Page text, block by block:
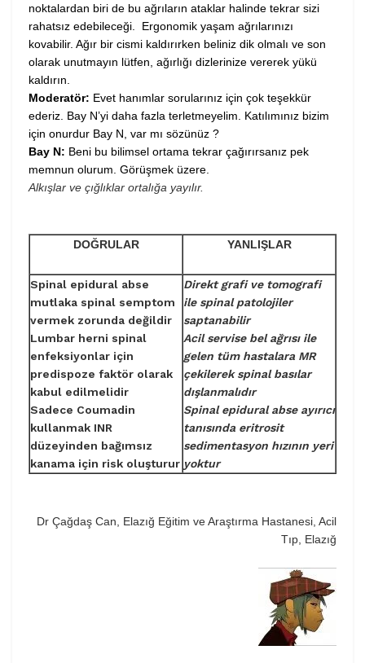
noktalardan biri de bu ağrıların ataklar halinde tekrar sizi
rahatsız edebileceği. Ergonomik yaşam ağrılarınızı
kovabilir. Ağır bir cismi kaldırırken beliniz dik olmalı ve son
olarak unutmayın lütfen, ağırlığı dizlerinize vererek yükü
kaldırın.
Moderatör: Evet hanımlar sorularınız için çok teşekkür
ederiz. Bay N’yi daha fazla terletmeyelim. Katılımınız bizim
için onurdur Bay N, var mı sözünüz ?
Bay N: Beni bu bilimsel ortama tekrar çağırırsanız pek
memnun olurum. Görüşmek üzere.
Alkışlar ve çığlıklar ortalığa yayılır.
DOĞRULAR YANLIŞLAR
Spinal epidural abse
mutlaka spinal semptom
vermek zorunda değildir
Lumbar herni spinal
enfeksiyonlar için
predispoze faktör olarak
kabul edilmelidir
Sadece Coumadin
kullanmak INR
düzeyinden bağımsız
kanama için risk oluşturur
Direkt grafi ve tomografi
ile spinal patolojiler
saptanabilir
Acil servise bel ağrısı ile
gelen tüm hastalara MR
çekilerek spinal basılar
dışlanmalıdır
Spinal epidural abse ayırıcı
tanısında eritrosit
sedimentasyon hızının yeri
yoktur
Dr Çağdaş Can, Elazığ Eğitim ve Araştırma Hastanesi, Acil
Tıp, Elazığ